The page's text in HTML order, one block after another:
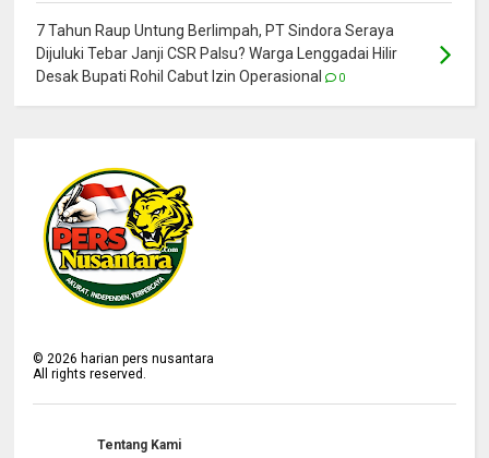
7 Tahun Raup Untung Berlimpah, PT Sindora Seraya
Dijuluki Tebar Janji CSR Palsu? Warga Lenggadai Hilir
Desak Bupati Rohil Cabut Izin Operasional
0
© 2026 harian pers nusantara
All rights reserved.
Tentang Kami